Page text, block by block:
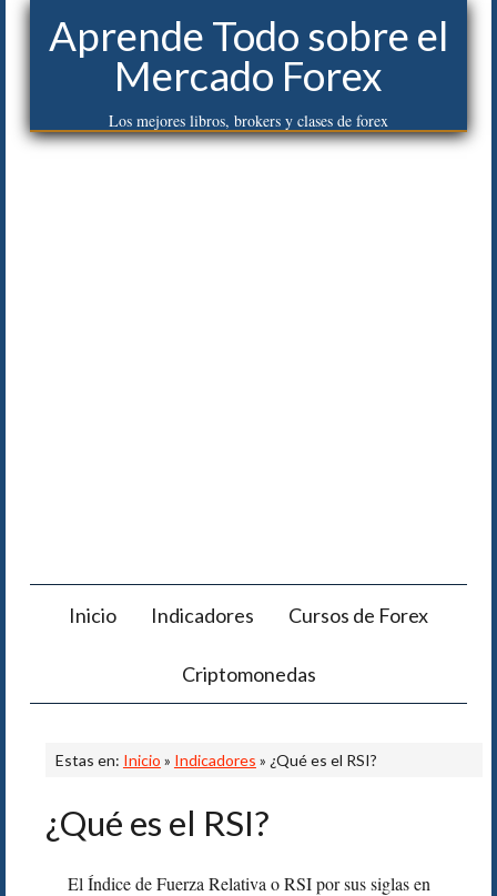
Aprende Todo sobre el
Mercado Forex
Los mejores libros, brokers y clases de forex
Inicio Indicadores Cursos de Forex
Criptomonedas
Estas en: Inicio » Indicadores » ¿Qué es el RSI?
¿Qué es el RSI?
El Índice de Fuerza Relativa o RSI por sus siglas en